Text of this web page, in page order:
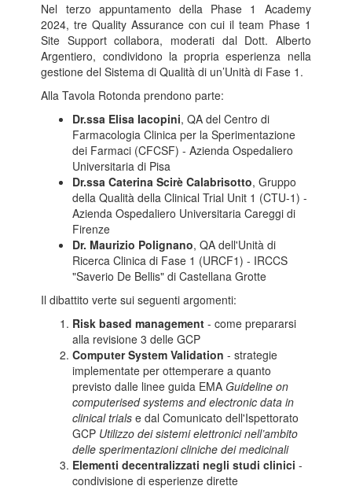
Nel terzo appuntamento della Phase 1 Academy
2024, tre Quality Assurance con cui il team Phase 1
Site Support collabora, moderati dal Dott. Alberto
Argentiero, condividono la propria esperienza nella
gestione del Sistema di Qualità di un’Unità di Fase 1.
Alla Tavola Rotonda prendono parte:
Dr.ssa Elisa Iacopini, QA del Centro di
Farmacologia Clinica per la Sperimentazione
dei Farmaci (CFCSF) - Azienda Ospedaliero
Universitaria di Pisa
Dr.ssa Caterina Scirè Calabrisotto, Gruppo
della Qualità della Clinical Trial Unit 1 (CTU-1) -
Azienda Ospedaliero Universitaria Careggi di
Firenze
Dr. Maurizio Polignano, QA dell'Unità di
Ricerca Clinica di Fase 1 (URCF1) - IRCCS
"Saverio De Bellis" di Castellana Grotte
Il dibattito verte sui seguenti argomenti:
Risk based management - come prepararsi
alla revisione 3 delle GCP
Computer System Validation - strategie
implementate per ottemperare a quanto
previsto dalle linee guida EMAGuideline on
computerised systems and electronic data in
clinical trials e dal Comunicato dell'Ispettorato
GCP Utilizzo dei sistemi elettronici nell’ambito
delle sperimentazioni cliniche dei medicinali
Elementi decentralizzati negli studi clinici-
condivisione di esperienze dirette